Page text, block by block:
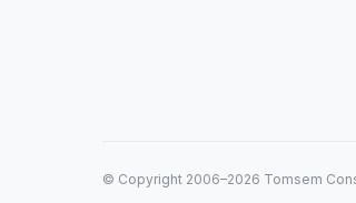
© Copyright 2006–2026 Tomsem